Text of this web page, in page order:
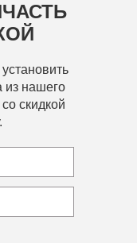
из нашего
скидкой